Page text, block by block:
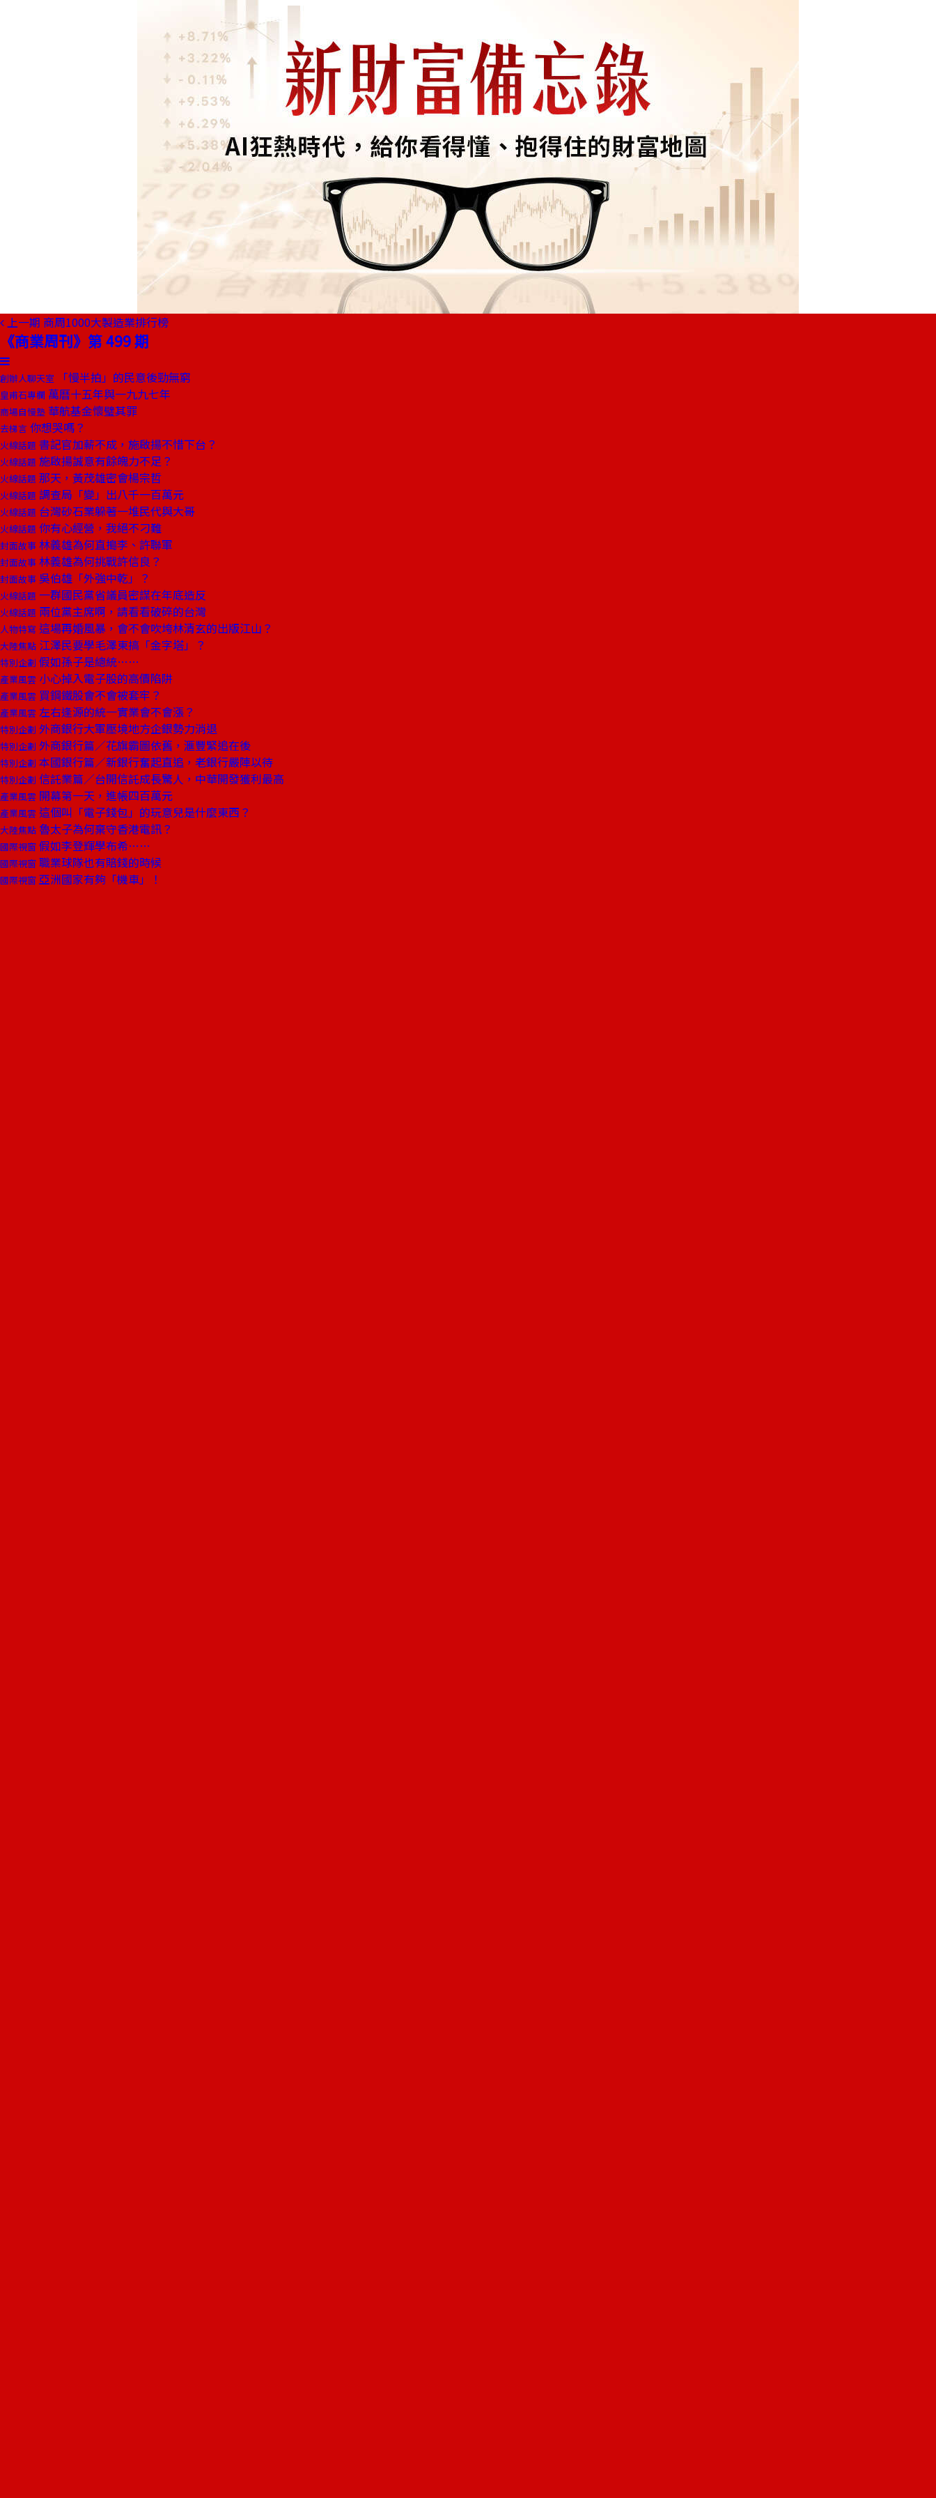
上一期 商周1000大製造業排行榜
《商業周刊》第 499 期
創辦人聊天室 「慢半拍」的民意後勁無窮
皇甫石專欄 萬曆十五年與一九九七年
商場自慢塾 華航基金懷璧其罪
去梯言 你想哭嗎？
火線話題 書記官加薪不成，施啟揚不惜下台？
火線話題 施啟揚誠意有餘魄力不足？
火線話題 那天，黃茂雄密會楊宗哲
火線話題 調查局「變」出八千一百萬元
火線話題 台灣砂石業躲著一堆民代與大哥
火線話題 你有心經營，我絕不刁難
封面故事 林義雄為何直搗李、許聯軍
封面故事 林義雄為何挑戰許信良？
封面故事 吳伯雄「外強中乾」？
火線話題 一群國民黨省議員密謀在年底造反
火線話題 兩位黨主席啊，請看看破碎的台灣
人物特寫 這場再婚風暴，會不會吹垮林清玄的出版江山？
大陸焦點 江澤民要學毛澤東搞「金字塔」？
特別企劃 假如孫子是總統……
產業風雲 小心掉入電子股的高價陷阱
產業風雲 買鋼鐵股會不會被套牢？
產業風雲 左右逢源的統一實業會不會漲？
特別企劃 外商銀行大軍壓境地方企銀勢力消退
特別企劃 外商銀行篇／花旗霸圖依舊，滙豐緊追在後
特別企劃 本國銀行篇／新銀行奮起直追，老銀行嚴陣以待
特別企劃 信託業篇／台開信託成長驚人，中華開發獲利最高
產業風雲 開幕第一天，進帳四百萬元
產業風雲 這個叫「電子錢包」的玩意兒是什麼東西？
大陸焦點 魯太子為何棄守香港電訊？
國際視窗 假如李登輝學布希……
國際視窗 職業球隊也有賠錢的時候
國際視窗 亞洲國家有夠「機車」！